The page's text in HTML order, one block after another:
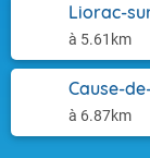
Liorac-
à 5.61km
Cause-
à 6.87km